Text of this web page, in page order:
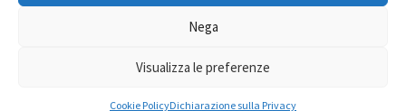
Nega
Visualizza le preferenze
Cookie PolicyDichiarazione sulla Privacy
2022@ All Rights Reserved | Tutti i contenuti ed i diritti sono riservati, è
L’accesso o l’utilizzo di questo sito è subordinato all’accettazione dei